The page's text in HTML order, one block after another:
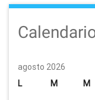
agosto 2026
L
M M